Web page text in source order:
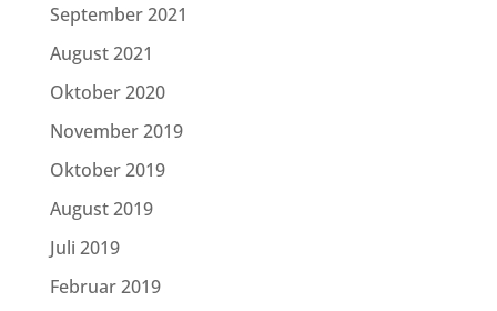
September 2021
August 2021
Oktober 2020
November 2019
Oktober 2019
August 2019
Juli 2019
Februar 2019